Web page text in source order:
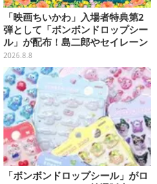
「映画ちいかわ」入場者特典第2
弾として「ボンボンドロップシー
ル」が配布！島二郎やセイレーン
はもちろん、人魚のウロコまで…
2026.8.8
「ボンボンドロップシール」がロ